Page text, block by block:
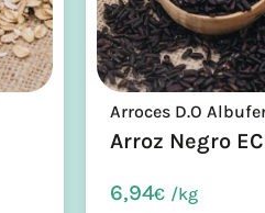
Arroces D.O
Arroz Negro
6,94€ /kg